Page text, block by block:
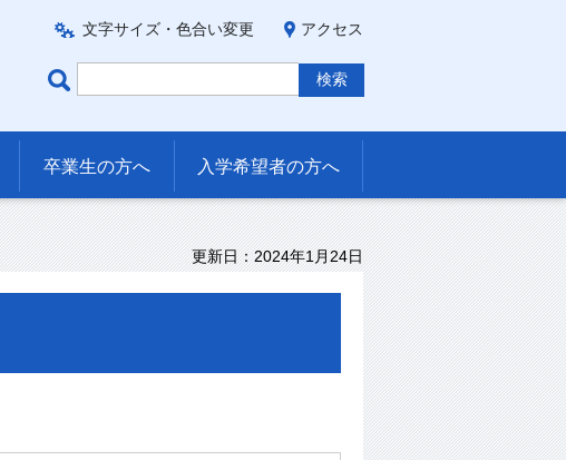
文字サイズ・色合い変更 アクセス
卒業生の方へ 入学希望者の方へ
更新日：2024年1月24日